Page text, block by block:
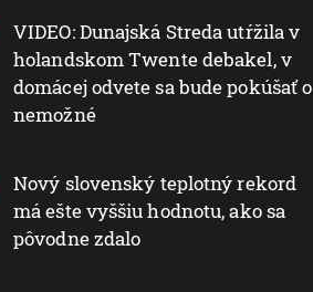
VIDEO: Dunajská Streda utŕžila v
holandskom Twente debakel, v
domácej odvete sa bude pokúšať o
nemožné
Nový slovenský teplotný rekord
má ešte vyššiu hodnotu, ako sa
pôvodne zdalo